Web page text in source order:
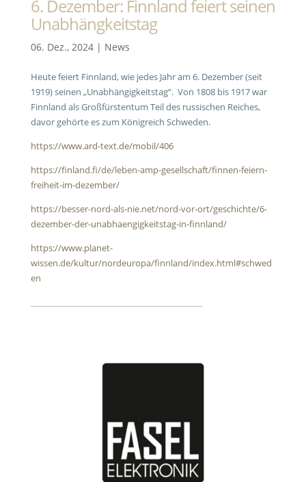
6. Dezember: Finnland feiert seinen
Unabhängkeitstag
06. Dez., 2024| News
Heute feiert Finnland, wie jedes Jahr am 6. Dezember (seit
1919) seinen „Unabhängigkeitstag“. Von 1808 bis 1917 war
Finnland als Großfürstentum Teil des russischen Reiches,
davor gehörte es zum Königreich Schweden.
https://www.ard-text.de/mobil/406
https://finland.fi/de/leben-amp-gesellschaft/finnen-feiern-
freiheit-im-dezember/
https://besser-nord-als-nie.net/nord-vor-ort/geschichte/6-
dezember-der-unabhaengigkeitstag-in-finnland/
https://www.planet-
wissen.de/kultur/nordeuropa/finnland/index.html#schwed
en